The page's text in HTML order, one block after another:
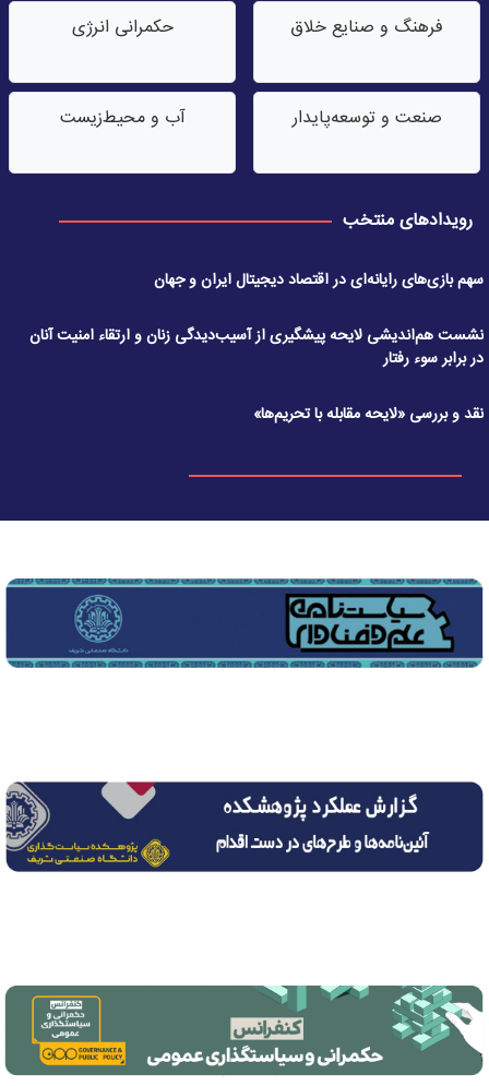
فرهنگ و صنایع خلاق حکمرانی انرژی
صنعت‌ و توسعه‌پایدار آب‌ و محیط‌زیست
رویدادهای منتخب
سهم بازی‌های رایانه‌ای در اقتصاد دیجیتال ایران و جهان
نشست هم‌اندیشی لایحه پیشگیری از آسیب‌دیدگی زنان و ارتقاء امنیت آنان
در برابر سوء رفتار
نقد و بررسی «لایحه مقابله با تحریم‌ها»